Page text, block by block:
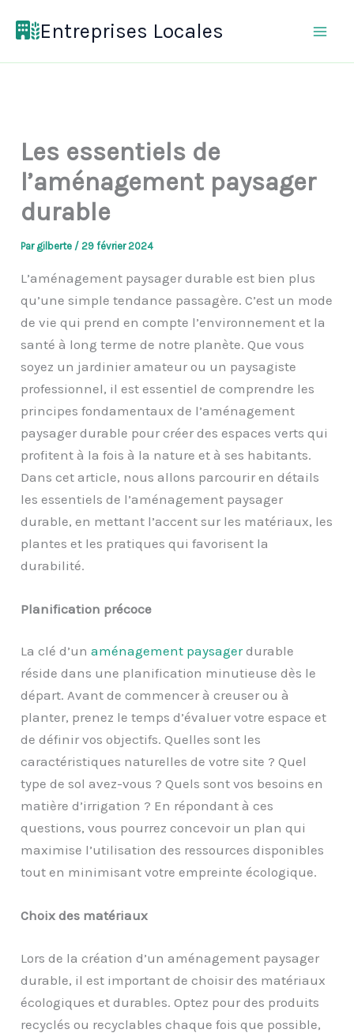
Entreprises Locales
Les essentiels de
l’aménagement paysager
durable
Par gilberte /29 février 2024
L’aménagement paysager durable est bien plus
qu’une simple tendance passagère. C’est un mode
de vie qui prend en compte l’environnement et la
santé à long terme de notre planète. Que vous
soyez un jardinier amateur ou un paysagiste
professionnel, il est essentiel de comprendre les
principes fondamentaux de l’aménagement
paysager durable pour créer des espaces verts qui
profitent à la fois à la nature et à ses habitants.
Dans cet article, nous allons parcourir en détails
les essentiels de l’aménagement paysager
durable, en mettant l’accent sur les matériaux, les
plantes et les pratiques qui favorisent la
durabilité.
Planification précoce
La clé d’unaménagement paysagerdurable
réside dans une planification minutieuse dès le
départ. Avant de commencer à creuser ou à
planter, prenez le temps d’évaluer votre espace et
de définir vos objectifs. Quelles sont les
caractéristiques naturelles de votre site ? Quel
type de sol avez-vous ? Quels sont vos besoins en
matière d’irrigation ? En répondant à ces
questions, vous pourrez concevoir un plan qui
maximise l’utilisation des ressources disponibles
tout en minimisant votre empreinte écologique.
Choix des matériaux
Lors de la création d’un aménagement paysager
durable, il est important de choisir des matériaux
écologiques et durables. Optez pour des produits
recyclés ou recyclables chaque fois que possible,